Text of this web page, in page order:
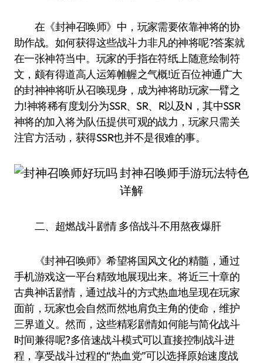
在《封神召唤师》中，玩家需要依靠神将的协
助作战。如何获得这些战斗力非凡的神将呢?答案就
在一张神符当中。玩家的手指在符纸上随意绘制符
文，颇有得道高人运筹帷幄之气概!近百位神通广大
的封神神将听从召唤现身，成为神将助玩家一臂之
力!神将稀有度划分为SSR、SR、R以及N，其中SSR
神将的加入将为队伍提供可观的战力，玩家只需关
注官方活动，获得SSR也并不是很难的事。
二、超燃战斗剧情 多倍战斗不用熬夜爆肝
《封神召唤师》希望将国风文化的精髓，通过
手机游戏这一平台精致地展现出来。将近三十章的
古典神话剧情，通过战斗的方式热血地呈现在玩家
面前，玩家也会自然而然地肩负主角的使命，维护
三界道义。然而，这些精彩剧情如何能与简化战斗
时间兼得呢?多倍速战斗模式可以直接控制战斗进
程，享受战斗过程的“热血党”可以选择原始速度战